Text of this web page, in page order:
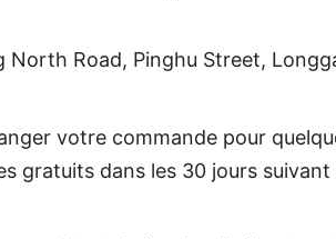
North Road, Pinghu Street,
votre commande pour
gratuits dans les 30 jours